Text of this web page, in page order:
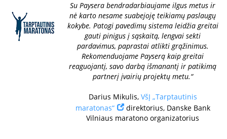
Su Paysera bendradarbiaujame ilgus metus ir
nė karto nesame suabejoję teikiamų paslaugų
kokybe. Patogi pavedimų sistema leidžia greitai
gauti pinigus į sąskaitą, lengvai sekti
pardavimus, paprastai atlikti grąžinimus.
Rekomenduojame Payserą kaip greitai
reaguojantį, savo darbą išmanantį ir patikimą
partnerį įvairių projektų metu.“
Darius Mikulis, VšĮ „Tarptautinis
maratonas“
direktorius, Danske Bank
Vilniaus maratono organizatorius